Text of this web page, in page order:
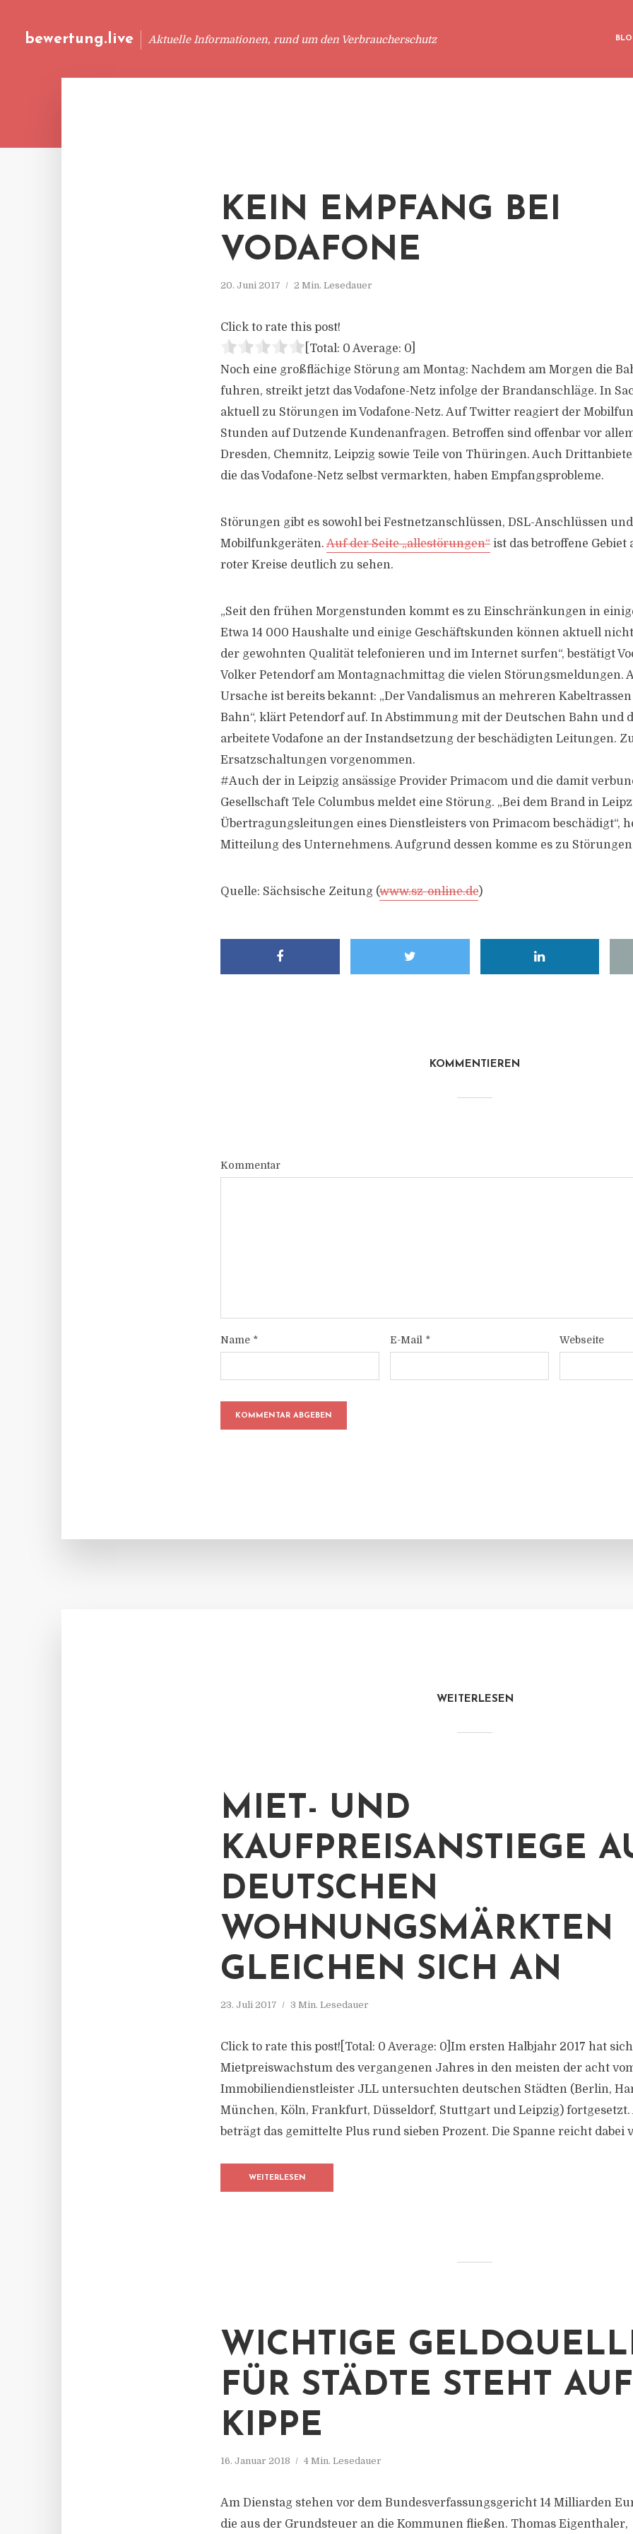
bewertung.live Aktuelle Informationen, rund um den Verbraucherschutz
KEIN EMPFANG BEI
VODAFONE
20. Juni 2017 2 Min. Lesedauer
Click to rate this post!
[Total: 0 Average: 0
Noch eine großflächige Störung am Montag: Nachdem am Morgen die
fuhren, streikt jetzt das Vodafone-Netz infolge der Brandanschläge. In
aktuell zu Störungen im Vodafone-Netz. Auf Twitter reagiert der
Stunden auf Dutzende Kundenanfragen. Betroffen sind offenbar vor
Dresden, Chemnitz, Leipzig sowie Teile von Thüringen. Auch
die das Vodafone-Netz selbst vermarkten, haben Empfangsprobleme.
Störungen gibt es sowohl bei Festnetzanschlüssen, DSL-Anschlüssen und
Mobilfunkgeräten. Auf der Seite „allestörungen“ ist das betroffene
roter Kreise deutlich zu sehen.
„Seit den frühen Morgenstunden kommt es zu Einschränkungen in
Etwa 14 000 Haushalte und einige Geschäftskunden können aktuell
der gewohnten Qualität telefonieren und im Internet surfen“, bestätigt
Volker Petendorf am Montagnachmittag die vielen Störungsmeldungen.
Ursache ist bereits bekannt: „Der Vandalismus an mehreren
Bahn“, klärt Petendorf auf. In Abstimmung mit der Deutschen Bahn und
arbeitete Vodafone an der Instandsetzung der beschädigten Leitungen.
Ersatzschaltungen vorgenommen.
#Auch der in Leipzig ansässige Provider Primacom und die damit
Gesellschaft Tele Columbus meldet eine Störung. „Bei dem Brand in
Übertragungsleitungen eines Dienstleisters von Primacom beschädigt“,
Mitteilung des Unternehmens. Aufgrund dessen komme es zu
Quelle: Sächsische Zeitung (www.sz-online.de)
KOMMENTIEREN
Kommentar
Name * E-Mail * Webseite
WEITERLESEN
MIET- UND
KAUFPREISANSTIEGE
DEUTSCHEN
WOHNUNGSMÄRKTEN
GLEICHEN SICH AN
23. Juli 2017 3 Min. Lesedauer
Click to rate this post![Total: 0 Average: 0]Im ersten Halbjahr 2017 hat
Mietpreiswachstum des vergangenen Jahres in den meisten der acht
Immobiliendienstleister JLL untersuchten deutschen Städten (Berlin,
München, Köln, Frankfurt, Düsseldorf, Stuttgart und Leipzig)
beträgt das gemittelte Plus rund sieben Prozent. Die Spanne reicht dabei
WEITERLESEN
WICHTIGE
FÜR STÄDTE STEHT
KIPPE
16. Januar 2018 4 Min. Lesedauer
Am Dienstag stehen vor dem Bundesverfassungsgericht 14 Milliarden
die aus der Grundsteuer an die Kommunen fließen. Thomas Eigenthaler,